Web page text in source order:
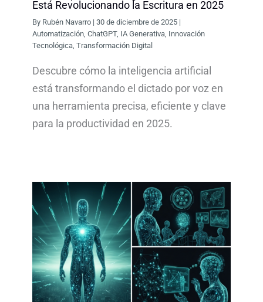
Está Revolucionando la Escritura en 2025
By Rubén Navarro |30 de diciembre de 2025 |
Automatización ,ChatGPT, IA Generativa Innovación
Tecnológica ,Transformación Digital
Descubre cómo la inteligencia artificial
está transformando el dictado por voz en
una herramienta precisa, eficiente y clave
para la productividad en 2025.